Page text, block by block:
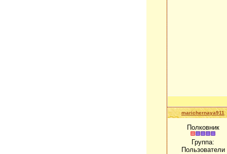
marichernaya911
Полковник
Группа:
Пользователи